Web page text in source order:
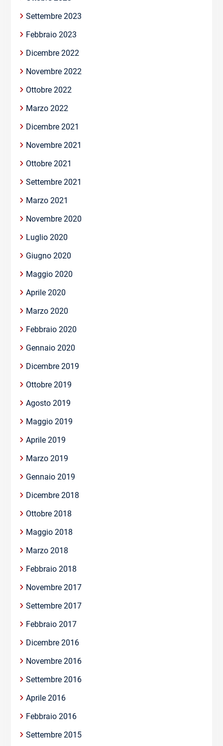
Settembre 2023
Febbraio 2023
Dicembre 2022
Novembre 2022
Ottobre 2022
Marzo 2022
Dicembre 2021
Novembre 2021
Ottobre 2021
Settembre 2021
Marzo 2021
Novembre 2020
Luglio 2020
Giugno 2020
Maggio 2020
Aprile 2020
Marzo 2020
Febbraio 2020
Gennaio 2020
Dicembre 2019
Ottobre 2019
Agosto 2019
Maggio 2019
Aprile 2019
Marzo 2019
Gennaio 2019
Dicembre 2018
Ottobre 2018
Maggio 2018
Marzo 2018
Febbraio 2018
Novembre 2017
Settembre 2017
Febbraio 2017
Dicembre 2016
Novembre 2016
Settembre 2016
Aprile 2016
Febbraio 2016
Settembre 2015